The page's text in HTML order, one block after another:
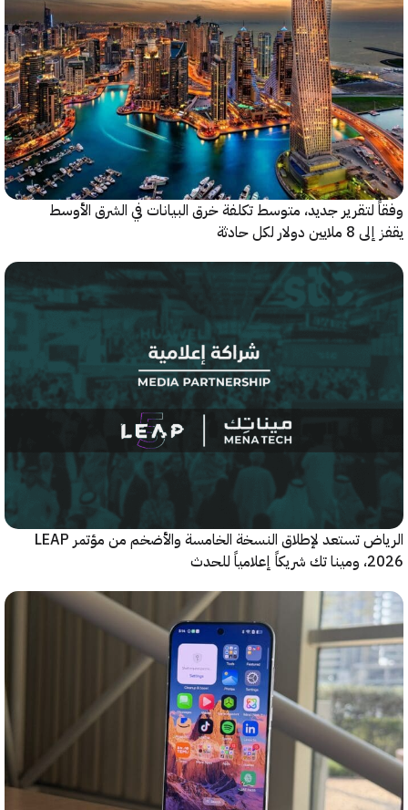
جديد، متوسط تكلفة خرق البيانات في الشرق الأوسط
لكل حادثة
الرياض تستعد لإطلاق النسخة الخامسة والأضخم من مؤتمر LEAP
للحدث